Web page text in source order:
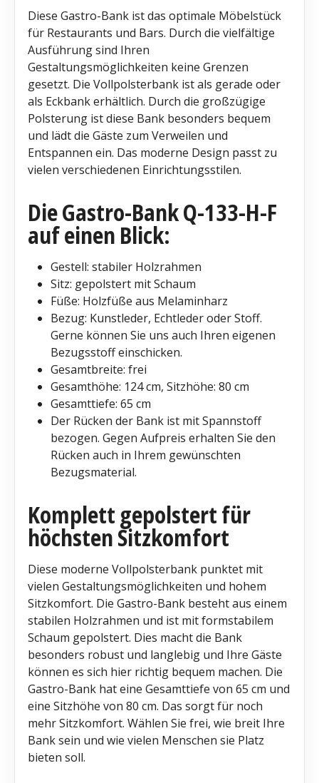
Diese Gastro-Bank ist das optimale Möbelstück
für Restaurants und Bars. Durch die vielfältige
Ausführung sind Ihren
Gestaltungsmöglichkeiten keine Grenzen
gesetzt. Die Vollpolsterbank ist als gerade oder
als Eckbank erhältlich. Durch die großzügige
Polsterung ist diese Bank besonders bequem
und lädt die Gäste zum Verweilen und
Entspannen ein. Das moderne Design passt zu
vielen verschiedenen Einrichtungsstilen.
Die Gastro-Bank Q-133-H-F
auf einen Blick:
Gestell: stabiler Holzrahmen
Sitz: gepolstert mit Schaum
Füße: Holzfüße aus Melaminharz
Bezug: Kunstleder, Echtleder oder Stoff.
Gerne können Sie uns auch Ihren eigenen
Bezugsstoff einschicken.
Gesamtbreite: frei
Gesamthöhe: 124 cm, Sitzhöhe: 80 cm
Gesamttiefe: 65 cm
Der Rücken der Bank ist mit Spannstoff
bezogen. Gegen Aufpreis erhalten Sie den
Rücken auch in Ihrem gewünschten
Bezugsmaterial.
Komplett gepolstert für
höchsten Sitzkomfort
Diese moderne Vollpolsterbank punktet mit
vielen Gestaltungsmöglichkeiten und hohem
Sitzkomfort. Die Gastro-Bank besteht aus einem
stabilen Holzrahmen und ist mit formstabilem
Schaum gepolstert. Dies macht die Bank
besonders robust und langlebig und Ihre Gäste
können es sich hier richtig bequem machen. Die
Gastro-Bank hat eine Gesamttiefe von 65 cm und
eine Sitzhöhe von 80 cm. Das sorgt für noch
mehr Sitzkomfort. Wählen Sie frei, wie breit Ihre
Bank sein und wie vielen Menschen sie Platz
bieten soll.